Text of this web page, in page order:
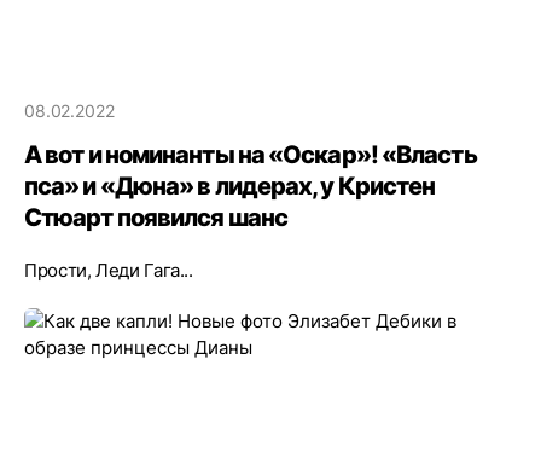
08.02.2022
А вот и номинанты на «Оскар»! «Власть
пса» и «Дюна» в лидерах, у Кристен
Стюарт появился шанс
Прости, Леди Гага...